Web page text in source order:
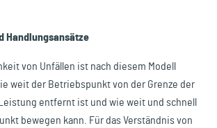
Handlungsansätze
von Unfällen ist nach diesem Modell
weit der Betriebspunkt von der Grenze der
entfernt ist und wie weit und schnell
bewegen kann. Für das Verständnis von